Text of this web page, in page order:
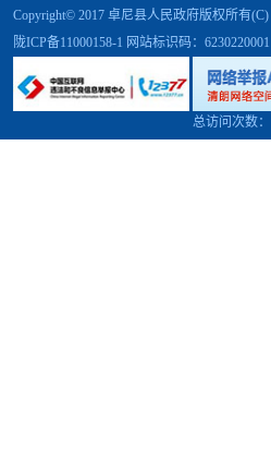
Copyright© 2017 卓尼县人民政府版权所有
陇ICP备11000158-1 网站标识码：
总访问次数：